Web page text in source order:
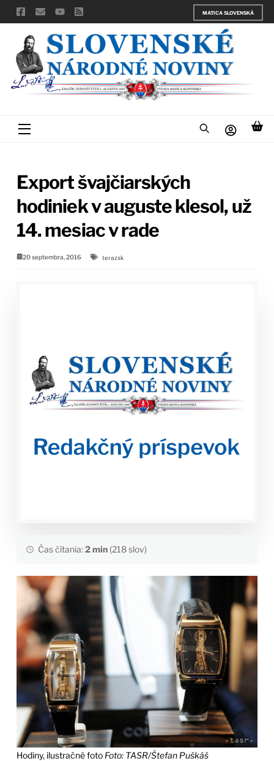
Skip
to
content
MATICA SLOVENSKÁ
Menu
Export švajčiarských
hodiniek v auguste klesol, už
14. mesiac v rade
20 septembra, 2016 terazsk
Čas čítania:2 min(218 slov)
Hodiny, ilustračné foto Foto: TASR/Štefan Puškáš